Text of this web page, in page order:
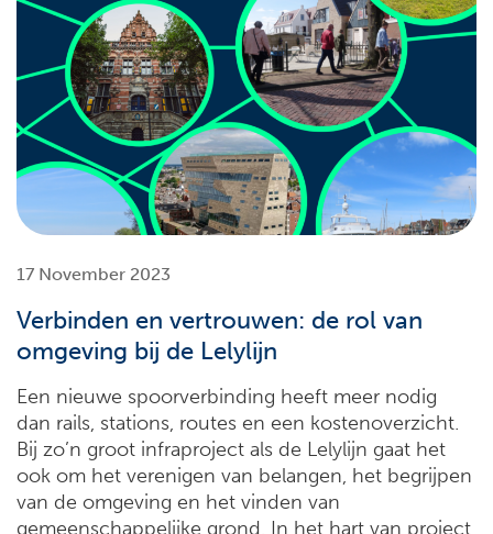
17 November 2023
Verbinden en vertrouwen: de rol van
omgeving bij de Lelylijn
Een nieuwe spoorverbinding heeft meer nodig
dan rails, stations, routes en een kostenoverzicht.
Bij zo’n groot infraproject als de Lelylijn gaat het
ook om het verenigen van belangen, het begrijpen
van de omgeving en het vinden van
gemeenschappelijke grond. In het hart van project